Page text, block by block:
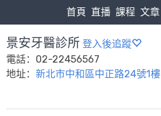
首頁 直播 課程 文章
景安牙醫診所 登入後追蹤
電話：02-22456567
地址： 新北市中和區中正路24號1樓